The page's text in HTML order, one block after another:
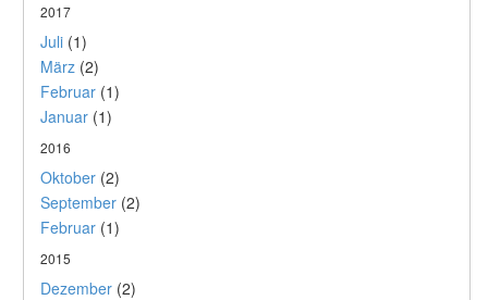
2017
Juli (1)
März (2)
Februar (1)
Januar (1)
2016
Oktober (2)
September (2)
Februar (1)
2015
Dezember (2)